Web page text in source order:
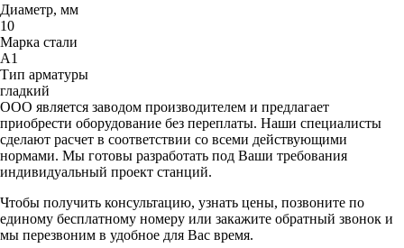
Диаметр, мм
10
Марка стали
А1
Тип арматуры
гладкий
ООО является заводом производителем и предлагает
приобрести оборудование без переплаты. Наши специалисты
сделают расчет в соответствии со всеми действующими
нормами. Мы готовы разработать под Ваши требования
индивидуальный проект станций.
Чтобы получить консультацию, узнать цены, позвоните по
единому бесплатному номеру или закажите обратный звонок и
мы перезвоним в удобное для Вас время.